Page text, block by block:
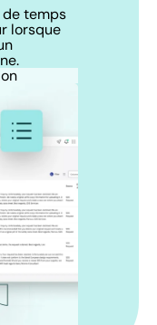
de temps
lorsque